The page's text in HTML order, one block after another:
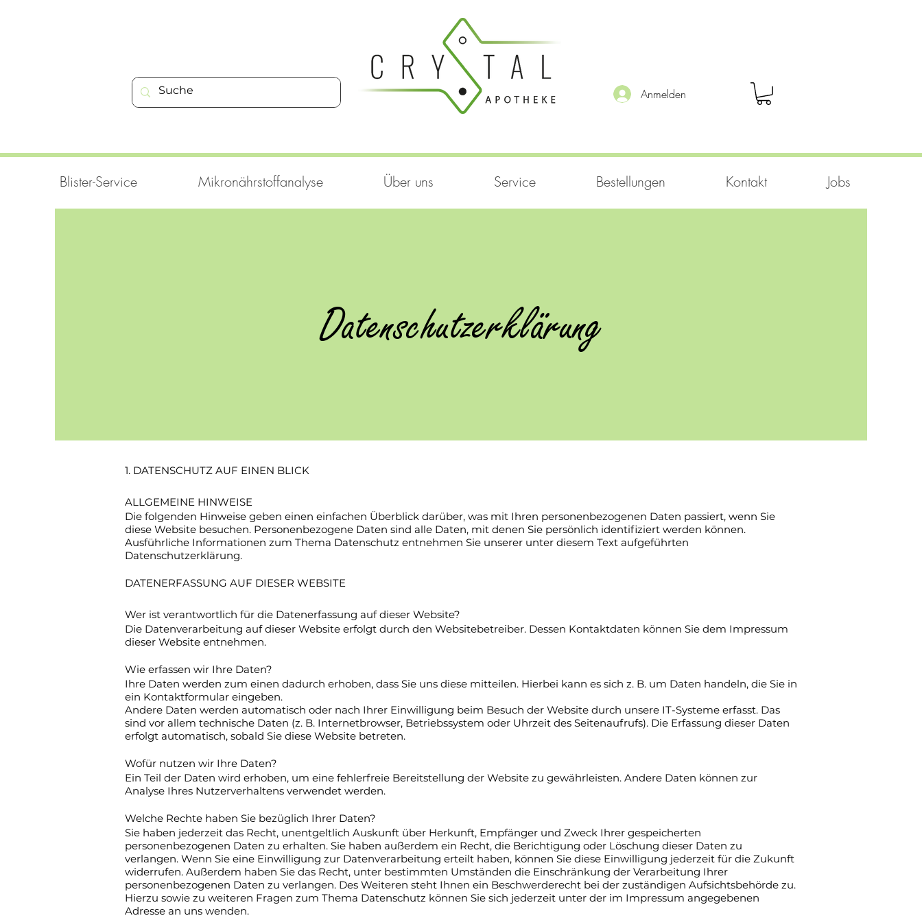
Anmelden
Blister-Service Mikronährstoffanalyse Über uns Service Bestellungen Kontakt Jobs
Datenschutzerklärung
1. DATENSCHUTZ AUF EINEN BLICK
ALLGEMEINE HINWEISE
Die folgenden Hinweise geben einen einfachen Überblick darüber, was mit Ihren personenbezogenen Daten passiert, wenn Sie
diese Website besuchen. Personenbezogene Daten sind alle Daten, mit denen Sie persönlich identifiziert werden können.
Ausführliche Informationen zum Thema Datenschutz entnehmen Sie unserer unter diesem Text aufgeführten
Datenschutzerklärung.
DATENERFASSUNG AUF DIESER WEBSITE
Wer ist verantwortlich für die Datenerfassung auf dieser Website?
Die Datenverarbeitung auf dieser Website erfolgt durch den Websitebetreiber. Dessen Kontaktdaten können Sie dem Impressum
dieser Website entnehmen.
Wie erfassen wir Ihre Daten?
Ihre Daten werden zum einen dadurch erhoben, dass Sie uns diese mitteilen. Hierbei kann es sich z. B. um Daten handeln, die Sie in
ein Kontaktformular eingeben.
Andere Daten werden automatisch oder nach Ihrer Einwilligung beim Besuch der Website durch unsere IT-Systeme erfasst. Das
sind vor allem technische Daten (z. B. Internetbrowser, Betriebssystem oder Uhrzeit des Seitenaufrufs). Die Erfassung dieser Daten
erfolgt automatisch, sobald Sie diese Website betreten.
Wofür nutzen wir Ihre Daten?
Ein Teil der Daten wird erhoben, um eine fehlerfreie Bereitstellung der Website zu gewährleisten. Andere Daten können zur
Analyse Ihres Nutzerverhaltens verwendet werden.
Welche Rechte haben Sie bezüglich Ihrer Daten?
Sie haben jederzeit das Recht, unentgeltlich Auskunft über Herkunft, Empfänger und Zweck Ihrer gespeicherten
personenbezogenen Daten zu erhalten. Sie haben außerdem ein Recht, die Berichtigung oder Löschung dieser Daten zu
verlangen. Wenn Sie eine Einwilligung zur Datenverarbeitung erteilt haben, können Sie diese Einwilligung jederzeit für die Zukunft
widerrufen. Außerdem haben Sie das Recht, unter bestimmten Umständen die Einschränkung der Verarbeitung Ihrer
personenbezogenen Daten zu verlangen. Des Weiteren steht Ihnen ein Beschwerderecht bei der zuständigen Aufsichtsbehörde zu.
Hierzu sowie zu weiteren Fragen zum Thema Datenschutz können Sie sich jederzeit unter der im Impressum angegebenen
Adresse an uns wenden.